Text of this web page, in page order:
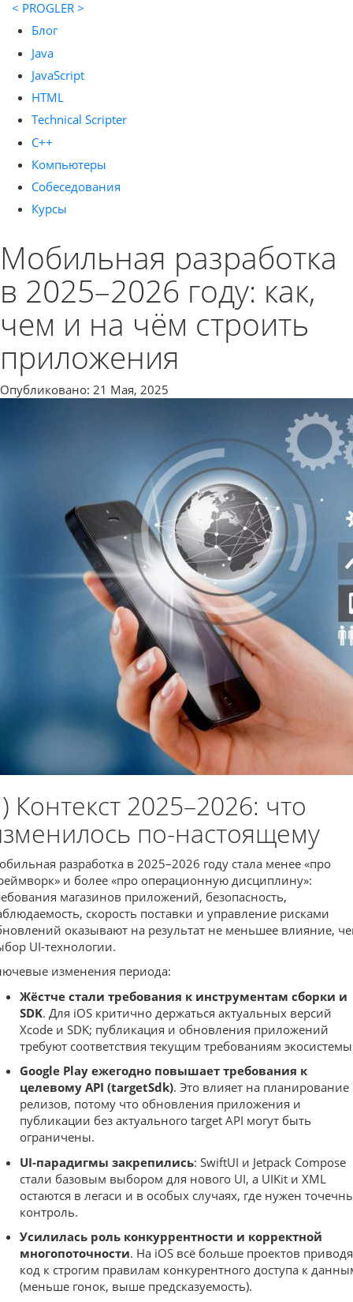
< PROGLER >
Блог
Java
JavaScript
HTML
Technical Scripter
C++
Компьютеры
Собеседования
Курсы
Мобильная разработка
в 2025–2026 году: как,
чем и на чём строить
приложения
Опубликовано: 21 Мая, 2025
Контекст 2025–2026: что
по-настоящему
разработка в 2025–2026 году стала менее «про
и более «про операционную дисциплину»:
магазинов приложений, безопасность,
скорость поставки и управление рисками
оказывают на результат не меньшее влияние,
UI-технологии.
изменения периода:
Жёстче стали требования к инструментам сборки и
SDK. Для iOS критично держаться актуальных версий
Xcode и SDK; публикация и обновления приложений
требуют соответствия текущим требованиям
Google Play ежегодно повышает требования к
целевому API (targetSdk). Это влияет на планирование
релизов, потому что обновления приложения и
публикации без актуального target API могут быть
ограничены.
UI-парадигмы закрепились: SwiftUI и Jetpack Compose
стали базовым выбором для нового UI, а UIKit и XML
остаются в легаси и в особых случаях, где нужен
контроль.
Усилилась роль конкуррентности и корректной
многопоточности. На iOS всё больше проектов
код к строгим правилам конкурентного доступа к
(меньше гонок, выше предсказуемость).